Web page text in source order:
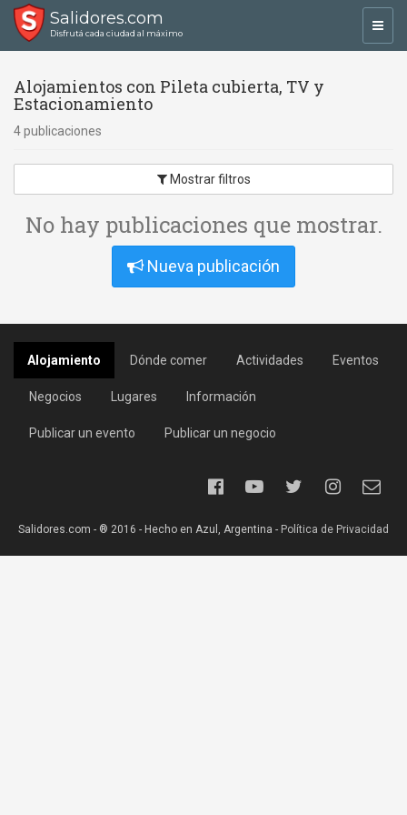
Salidores.com
Disfrutá cada ciudad al máximo
Alojamientos con Pileta cubierta, TV y
Estacionamiento
4 publicaciones
Mostrar filtros
No hay publicaciones que mostrar.
Nueva publicación
Alojamiento Dónde comer Actividades Eventos
Negocios Lugares Información
Publicar un evento Publicar un negocio
Salidores.com - ® 2016 - Hecho en Azul, Argentina - Política de Privacidad